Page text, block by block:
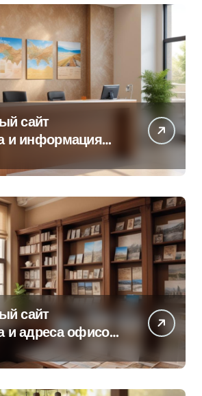
сайт
и информация
сайт
и адреса офисов